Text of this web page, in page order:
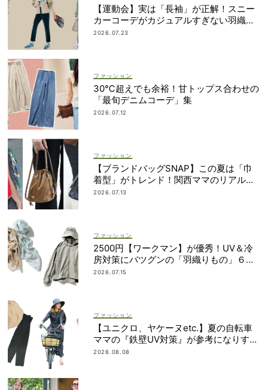
【運動会】実は「長袖」が正解！スニー
カーコーデがカジュアルすぎない羽織り
アイデア
2026.07.23
ファッション
30℃超えでも余裕！甘トップス合わせの
「最旬デニムコーデ」集
2026.07.12
ファッション
【ブランドバッグSNAP】この夏は「巾
着型」がトレンド！関西ママのリアルコ
ーデ3選
2026.07.13
ファッション
2500円【ワークマン】が優秀！UV＆冷
房対策にバツグンの「羽織りもの」６選
＜水際、旅行etc.＞
2026.07.15
ファッション
【ユニクロ、ヤケーヌetc.】夏の自転車
ママの『鉄壁UV対策』が参考になりすぎ
る！
2026.08.08